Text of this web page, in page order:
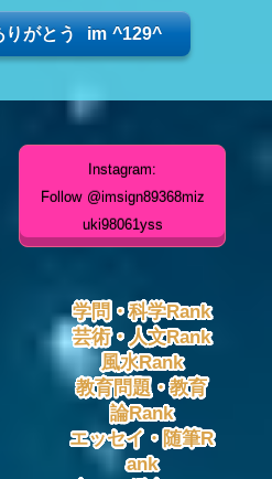
りがとう im ^129^
Instagram:
Follow @imsign89368miz
uki98061yss
学問・科学Rank
芸術・人文Rank
風水Rank
教育問題・教育
論Rank
エッセイ・随筆R
ank